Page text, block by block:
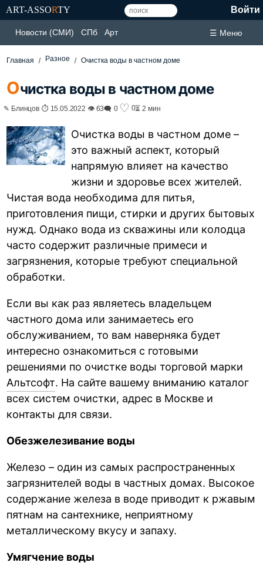
ART-ASSORTY Войти
Новости (СМИ) СПб Арт ☰ Меню
Главная Разное Очистка воды в частном доме
Очистка воды в частном доме
✎ Блинцов ⏱ 15.05.2022 👁 63🗨 0 ♡ 0⏳ 2 мин
Очистка воды в частном доме –
это важный аспект, который
напрямую влияет на качество
жизни и здоровье всех жителей.
Чистая вода необходима для питья,
приготовления пищи, стирки и других бытовых
нужд. Однако вода из скважины или колодца
часто содержит различные примеси и
загрязнения, которые требуют специальной
обработки.
Если вы как раз являетесь владельцем
частного дома или занимаетесь его
обслуживанием, то вам наверняка будет
интересно ознакомиться с готовыми
решениями по очистке воды торговой марки
Альтсофт. На сайте вашему вниманию каталог
всех систем очистки, адрес в Москве и
контакты для связи.
Обезжелезивание воды
Железо – один из самых распространенных
загрязнителей воды в частных домах. Высокое
содержание железа в воде приводит к ржавым
пятнам на сантехнике, неприятному
металлическому вкусу и запаху.
Умягчение воды